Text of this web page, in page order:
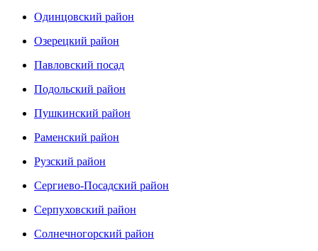
Одинцовский район
Озерецкий район
Павловский посад
Подольский район
Пушкинский район
Раменский район
Рузский район
Сергиево-Посадский район
Серпуховский район
Солнечногорский район